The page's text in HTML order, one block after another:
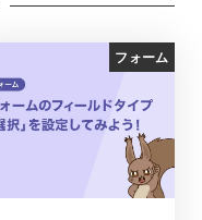
フォーム